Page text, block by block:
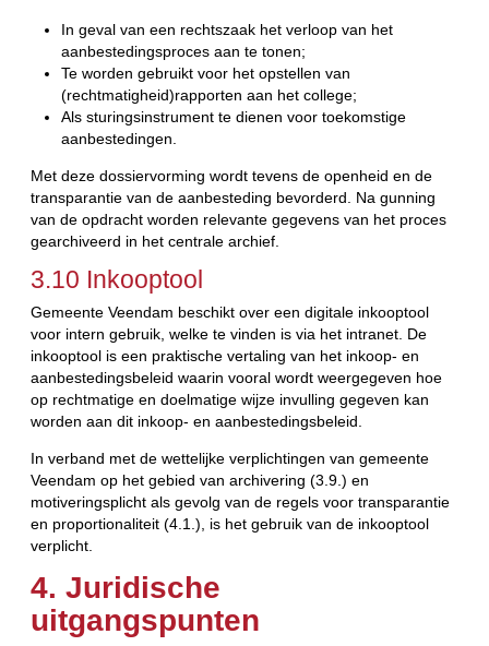
In geval van een rechtszaak het verloop van het
aanbestedingsproces aan te tonen;
Te worden gebruikt voor het opstellen van
(rechtmatigheid)rapporten aan het college;
Als sturingsinstrument te dienen voor toekomstige
aanbestedingen.
Met deze dossiervorming wordt tevens de openheid en de
transparantie van de aanbesteding bevorderd. Na gunning
van de opdracht worden relevante gegevens van het proces
gearchiveerd in het centrale archief.
3.10 Inkooptool
Gemeente Veendam beschikt over een digitale inkooptool
voor intern gebruik, welke te vinden is via het intranet. De
inkooptool is een praktische vertaling van het inkoop- en
aanbestedingsbeleid waarin vooral wordt weergegeven hoe
op rechtmatige en doelmatige wijze invulling gegeven kan
worden aan dit inkoop- en aanbestedingsbeleid.
In verband met de wettelijke verplichtingen van gemeente
Veendam op het gebied van archivering (3.9.) en
motiveringsplicht als gevolg van de regels voor transparantie
en proportionaliteit (4.1.), is het gebruik van de inkooptool
verplicht.
4. Juridische
uitgangspunten